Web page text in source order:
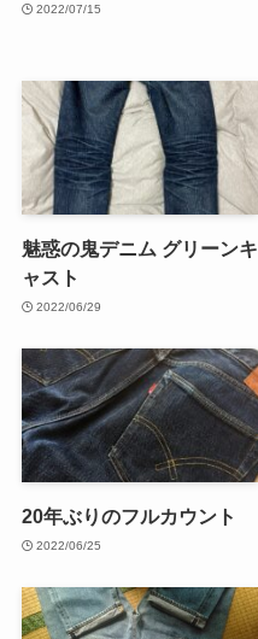
2022/07/15
魅惑の鬼デニム グリーンキ
ャスト
2022/06/29
20年ぶりのフルカウント
2022/06/25